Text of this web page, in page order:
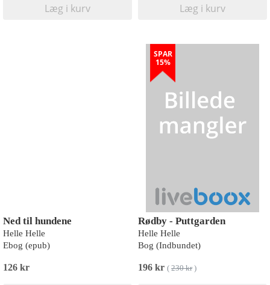
Læg i kurv Læg i kurv
Ned til hundene
Helle Helle
Ebog (epub)
126 kr
SPAR
15%
Rødby - Puttgarden
Helle Helle
Bog (Indbundet)
196 kr ( 230 kr)